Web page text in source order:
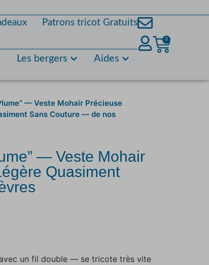
Patrons tricot Gratuits
Les bergers Aides
0
— Veste Mohair Précieuse
Sans Couture — de nos
— Veste Mohair
Quasiment
un fil double — se tricote très vite